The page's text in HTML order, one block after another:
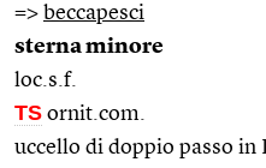
=> beccapesci
sterna minore
loc.s.f.
TS ornit.com.
uccello di doppio passo